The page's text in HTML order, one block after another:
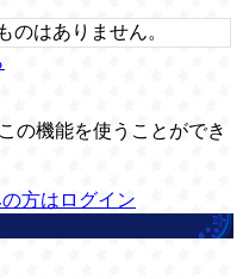
のはありません。
の機能を使うことができ
方はログイン